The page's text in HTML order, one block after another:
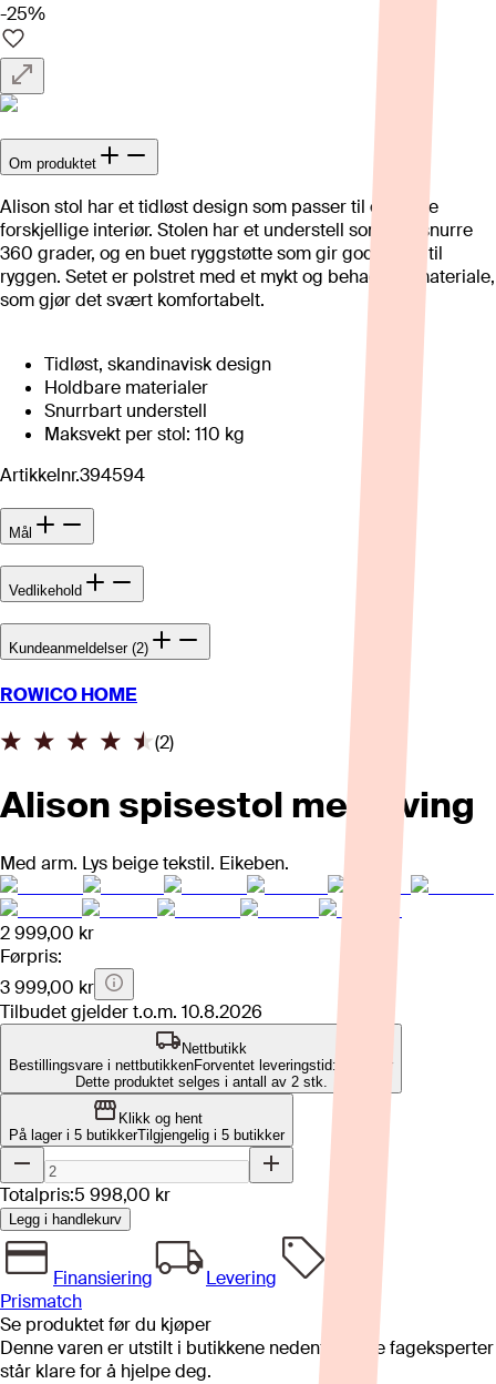
-25%
Om produktet
Alison stol har et tidløst design som passer til en rekke
forskjellige interiør. Stolen har et understell som kan snurre
360 grader, og en buet ryggstøtte som gir god støtte til
ryggen. Setet er polstret med et mykt og behagelig materiale,
som gjør det svært komfortabelt.
Tidløst, skandinavisk design
Holdbare materialer
Snurrbart understell
Maksvekt per stol: 110 kg
Artikkelnr.394594
Mål
Vedlikehold
Kundeanmeldelser (2)
ROWICO HOME
(2)
Alison spisestol med sving
Med arm. Lys beige tekstil. Eikeben.
2 999,00 kr
Førpris:
3 999,00 kr
Tilbudet gjelder t.o.m. 10.8.2026
Nettbutikk
Bestillingsvare i nettbutikkenForventet leveringstid: 4-8 uker
Dette produktet selges i antall av 2 stk.
Klikk og hent
På lager i 5 butikkerTilgjengelig i 5 butikker
Totalpris:5 998,00 kr
Legg i handlekurv
Finansiering
Levering
Prismatch
Se produktet før du kjøper
Denne varen er utstilt i butikkene nedenfor. Våre fageksperter
står klare for å hjelpe deg.